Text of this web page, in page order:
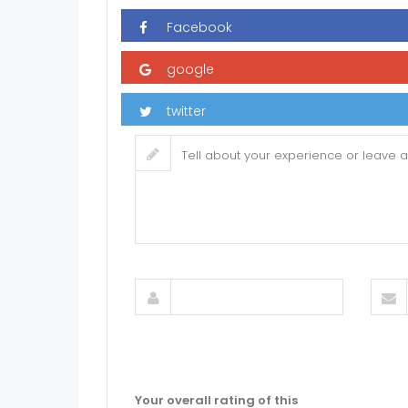
Your overall rating of this